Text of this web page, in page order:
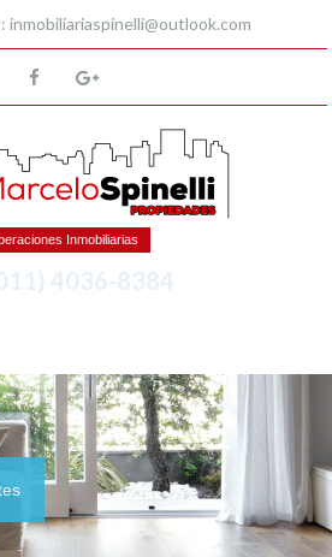
inmobiliariaspinelli@outlook.com
Inmobiliarias
4036-8384